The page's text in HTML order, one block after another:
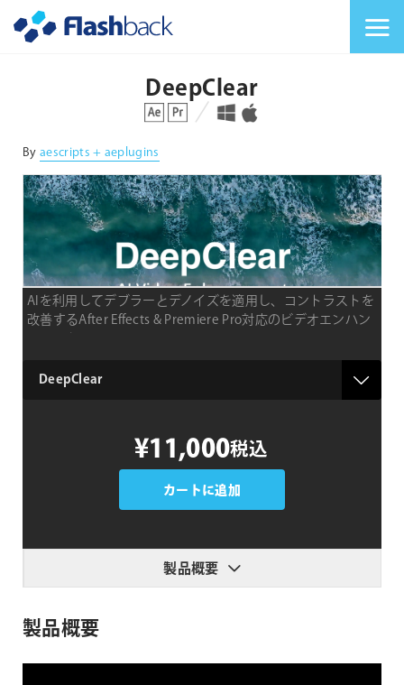
DeepClear
対応プラットフォーム 対応OS
By aescripts + aeplugins
AIを利用してデブラーとデノイズを適用し、コントラストを
改善するAfter Effects & Premiere Pro対応のビデオエンハン
type
¥11,000税込
カートに追加
製品概要
製品概要